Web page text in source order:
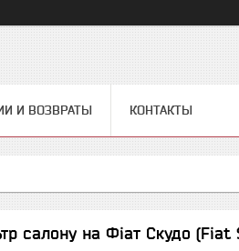
И ВОЗВРАТЫ КОНТАКТЫ
салону на Фіат Скудо